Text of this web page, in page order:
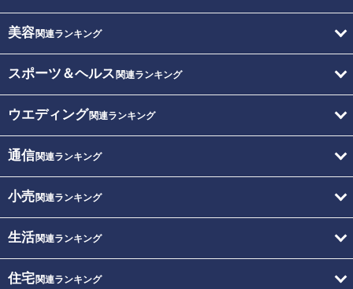
美容関連ランキング
スポーツ＆ヘルス 関連ランキング
ウエディング関連ランキング
通信関連ランキング
小売関連ランキング
生活関連ランキング
住宅関連ランキング